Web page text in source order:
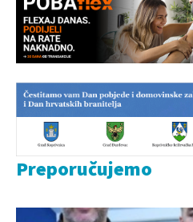
Preporučujemo